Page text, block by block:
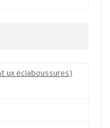
ux éclaboussures)